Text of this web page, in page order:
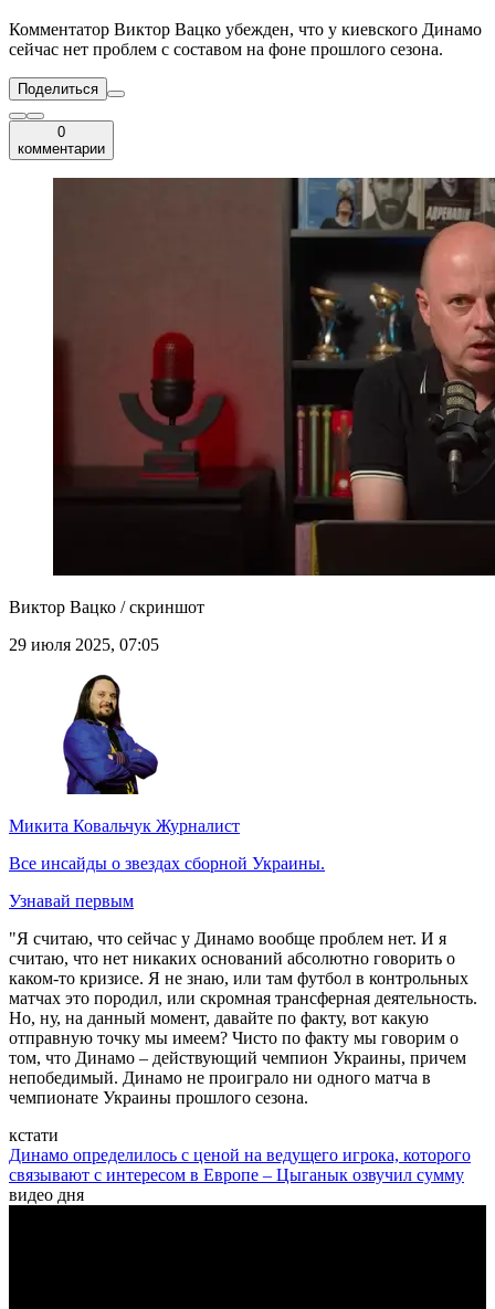
Комментатор Виктор Вацко убежден, что у киевского Динамо
сейчас нет проблем с составом на фоне прошлого сезона.
Поделиться
0
комментарии
Виктор Вацко / скриншот
29 июля 2025, 07:05
Микита Ковальчук Журналист
Все инсайды о звездах сборной Украины.
Узнавай первым
"Я считаю, что сейчас у Динамо вообще проблем нет. И я
считаю, что нет никаких оснований абсолютно говорить о
каком-то кризисе. Я не знаю, или там футбол в контрольных
матчах это породил, или скромная трансферная деятельность.
Но, ну, на данный момент, давайте по факту, вот какую
отправную точку мы имеем? Чисто по факту мы говорим о
том, что Динамо – действующий чемпион Украины, причем
непобедимый. Динамо не проиграло ни одного матча в
чемпионате Украины прошлого сезона.
кстати
Динамо определилось с ценой на ведущего игрока, которого
связывают с интересом в Европе – Цыганык озвучил сумму
видео дня